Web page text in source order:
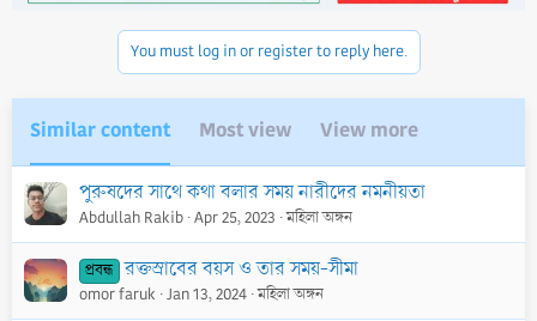
You must log in or register to reply here.
Similar content Most view View more
পুরুষদের সাথে কথা বলার সময় নারীদের নমনীয়তা
Abdullah Rakib Apr 25, 2023 মহিলা অঙ্গন
প্রবন্ধ রক্তস্রাবের বয়স ও তার সময়-সীমা
omor faruk Jan 13, 2024 মহিলা অঙ্গন